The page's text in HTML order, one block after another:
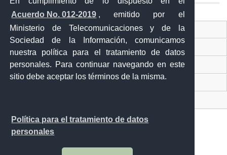
Acuerdo No. 012-2019 , emitido por el
Ministerio de Telecomunicaciones y de la
Sociedad de la Información, comunicamos
nuestra política para el tratamiento de datos
personales. Para continuar navegando en este
sitio debe aceptar los términos de la misma.
Política para el tratamiento de datos
personales
Ventanilla Única Virtual
Ventanilla Única de Comercio Exterior
Gobierno Abierto
Visor Ciudadano